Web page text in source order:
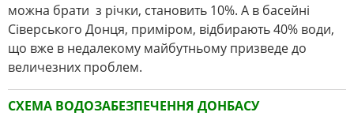
можна брати з річки, становить 10%. А в басейні
Сіверського Донця, приміром, відбирають 40% води,
що вже в недалекому майбутньому призведе до
величезних проблем.
СХЕМА ВОДОЗАБЕЗПЕЧЕННЯ ДОНБАСУ